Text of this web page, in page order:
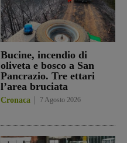
Bucine, incendio di
oliveta e bosco a San
Pancrazio. Tre ettari
l’area bruciata
Cronaca 7 Agosto 2026